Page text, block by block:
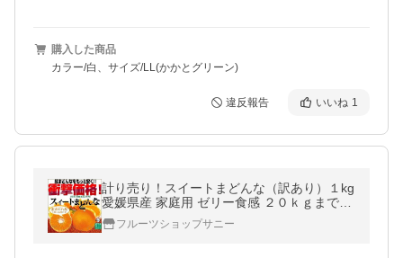
購入した商品
カラー/白、サイズ/LL(かかとグリーン)
違反報告 いいね 1
計り売り！スイートまどんな（訳あり）１kg
愛媛県産 家庭用 ゼリー食感 ２０ｋｇまでお
好きな量をお買い下さい 紅まどんなと同品
種 フルーツ わけあり 果物 旬
フルーツショップサニー